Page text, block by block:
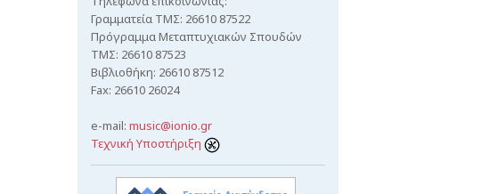
Γραμματεία ΤΜΣ: 26610 87522
Πρόγραμμα Μεταπτυχιακών Σπουδών
ΤΜΣ: 26610 87523
Βιβλιοθήκη: 26610 87512
Fax: 26610 26024
e-mail: music@ionio.gr
Τεχνική Υποστήριξη